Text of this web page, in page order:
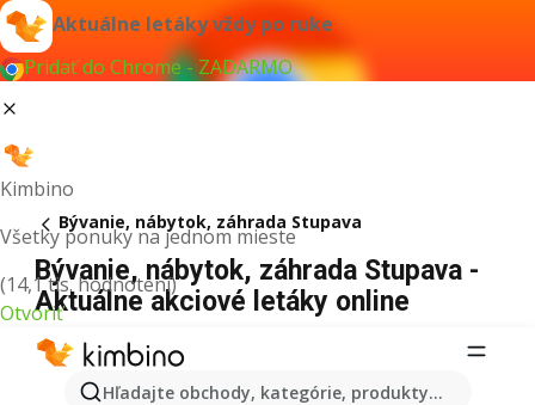
Aktuálne letáky vždy po ruke
Pridať do Chrome - ZADARMO
Kimbino
Všetky ponuky na jednom mieste
(14,1 tis. hodnotení)
Otvoriť
Hľadajte obchody, kategórie, produkty...
Bývanie, nábytok, záhrada Stupava
Bývanie, nábytok, záhrada Stupava -
Aktuálne akciové letáky online